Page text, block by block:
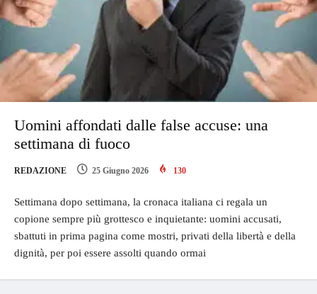
Uomini affondati dalle false accuse: una
settimana di fuoco
REDAZIONE 25 Giugno 2026 130
Settimana dopo settimana, la cronaca italiana ci regala un
copione sempre più grottesco e inquietante: uomini accusati,
sbattuti in prima pagina come mostri, privati della libertà e della
dignità, per poi essere assolti quando ormai